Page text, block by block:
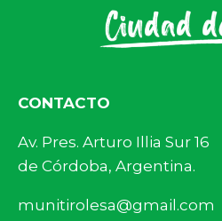
CONTACTO
Av. Pres. Arturo Illia
de Córdoba, Argentina.
munitirolesa@gmail.com